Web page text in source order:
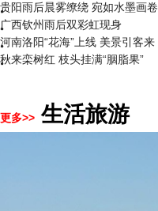
贵阳雨后晨雾缭绕 宛如水墨画卷
广西钦州雨后双彩虹现身
河南洛阳“花海”上线 美景引客来
秋来栾树红 枝头挂满“胭脂果”
更多>> 生活旅游